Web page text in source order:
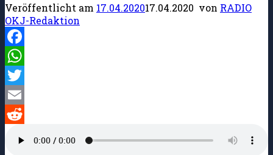
Veröffentlicht am 17.04.202017.04.2020 von RADIO
OKJ-Redaktion
Facebook
WhatsApp
Twitter
Email